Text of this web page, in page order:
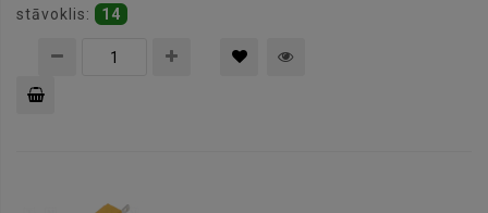
stāvoklis:
14